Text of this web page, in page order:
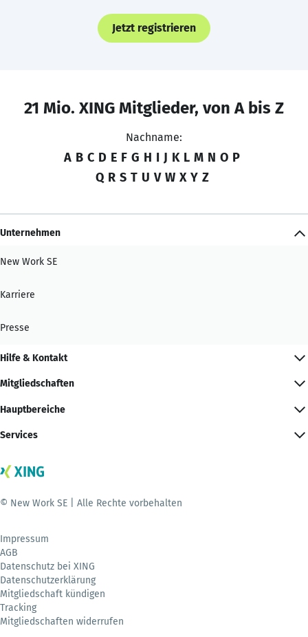
Jetzt registrieren
21 Mio. XING Mitglieder, von A bis Z
Nachname:
A B C D E F G H I J K L M N O P
Q R S T U V W X Y Z
Unternehmen
New Work SE
Karriere
Presse
Hilfe & Kontakt
Mitgliedschaften
Hauptbereiche
Services
© New Work SE | Alle Rechte vorbehalten
Impressum
AGB
Datenschutz bei XING
Datenschutzerklärung
Mitgliedschaft kündigen
Tracking
Mitgliedschaften widerrufen